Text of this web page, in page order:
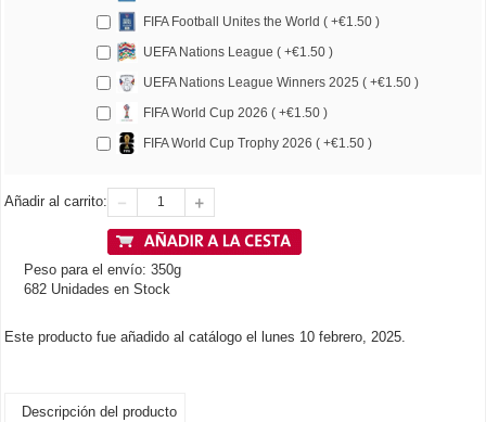
FIFA Football Unites the World ( +€1.50 )
UEFA Nations League ( +€1.50 )
UEFA Nations League Winners 2025 ( +€1.50 )
FIFA World Cup 2026 ( +€1.50 )
FIFA World Cup Trophy 2026 ( +€1.50 )
Añadir al carrito:
Peso para el envío: 350g
682 Unidades en Stock
Este producto fue añadido al catálogo el lunes 10 febrero, 2025.
Descripción del producto